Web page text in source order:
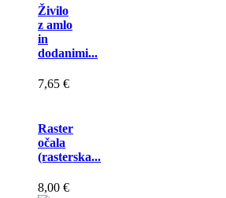
Živilo
z amlo
in
dodanimi...
7,65 €
Raster
očala
(rasterska...
8,00 €